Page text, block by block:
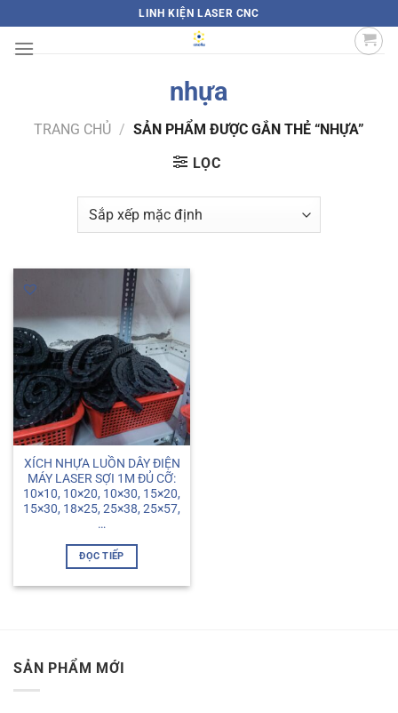
qua
nội
LINH KIỆN LASER CNC
nhựa
TRANG CHỦ / SẢN PHẨM ĐƯỢC GẮN THẺ “NHỰA”
LỌC
XÍCH NHỰA LUỒN DÂY ĐIỆN
MÁY LASER SỢI 1M ĐỦ CỠ:
10×10, 10×20, 10×30, 15×20,
15×30, 18×25, 25×38, 25×57,
…
ĐỌC TIẾP
SẢN PHẨM MỚI